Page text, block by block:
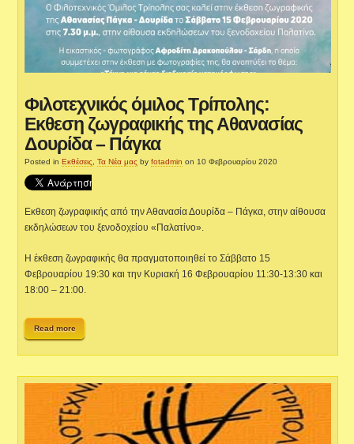
Φιλοτεχνικός όμιλος Τρίπολης:
Εκθεση ζωγραφικής της Αθανασίας
Δουρίδα – Πάγκα
Posted inΕκθέσεις ,Τα Νέα μας byfotadmin on 10 Φεβρουαρίου 2020
Εκθεση ζωγραφικής από την Αθανασία Δουρίδα – Πάγκα, στην αίθουσα
εκδηλώσεων του ξενοδοχείου «Παλατίνο».
Η έκθεση ζωγραφικής θα πραγματοποιηθεί το Σάββατο 15
Φεβρουαρίου 19:30 και την Κυριακή 16 Φεβρουαρίου 11:30-13:30 και
18:00 – 21:00.
Read more